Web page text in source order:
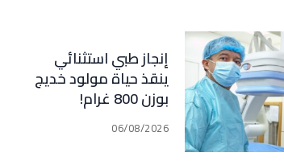
إنجاز طبي استثنائي
ينقذ حياة مولود خديج
بوزن 800 غرام!
06/08/2026